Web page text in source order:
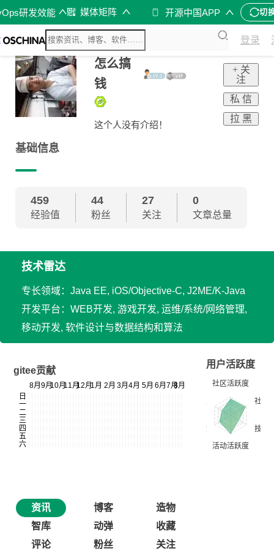
研发效能 媒体矩阵 开源中国APP 切
登录
怎么搞
钱
这个人没有介绍！
+ 关
注
私 信
拉 黑
基础信息
459
经验值
44
粉丝
27
关注
0
文章总量
技术雷达
专长领域：Java EE, iOS/Objective-C, J2ME/K-Java
开发平台：WEB开发, 游戏开发, 运维/系统/网络管理,
移动开发, 软件设计与数据结构和算法
gitee贡献
用户活跃度
资讯 博客
造物
智库
动弹
收藏
评论
粉丝 关注